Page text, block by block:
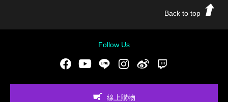
Back to top
Follow Us
FacebookYoutubeLINE Instgram新浪微博
線上購物